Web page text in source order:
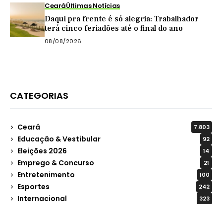
CearáÚltimas Notícias
Daqui pra frente é só alegria: Trabalhador
terá cinco feriadões até o final do ano
08/08/2026
CATEGORIAS
Ceará 7.803
Educação & Vestibular 92
Eleições 2026 14
Emprego & Concurso 21
Entretenimento 100
Esportes 242
Internacional 323